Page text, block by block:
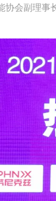
会副理事长